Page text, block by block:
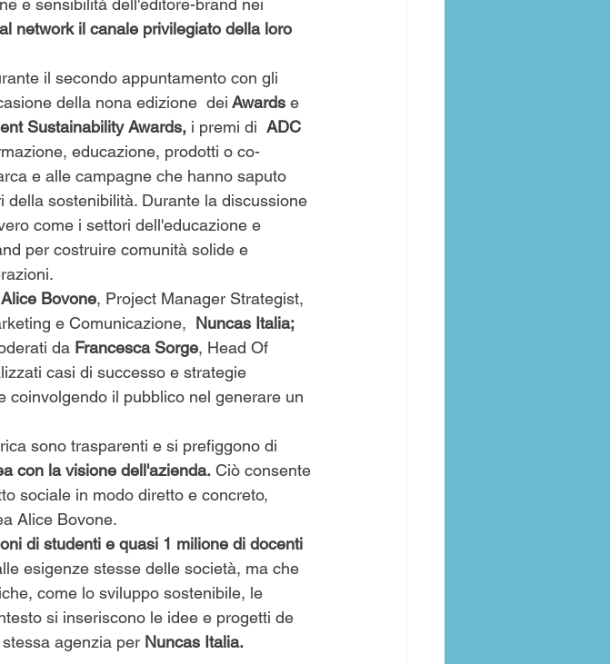
e sensibilità dell'editore-brand nei
network il canale privilegiato della loro
il secondo appuntamento con gli
della nona edizione  dei Awards e
Sustainability Awards, i premi di ADC
educazione, prodotti o co-
e alle campagne che hanno saputo
sostenibilità. Durante la discussione
come i settori dell'educazione e
per costruire comunità solide e
Alice Bovone, Project Manager Strategist,
e Comunicazione, Nuncas Italia;
da Francesca Sorge, Head Of
casi di successo e strategie
coinvolgendo il pubblico nel generare un
sono trasparenti e si prefiggono di
con la visione dell'azienda. Ciò consente
sociale in modo diretto e concreto,
Alice Bovone.
di studenti e quasi 1 milione di docenti
esigenze stesse delle società, ma che
come lo sviluppo sostenibile, le
si inseriscono le idee e progetti de
agenzia per Nuncas Italia.